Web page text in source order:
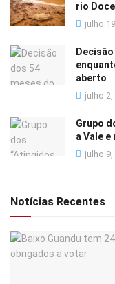
rio
julho
aberto
julho 2,
Grupo
a Vale
julho 9,
Notícias Recentes